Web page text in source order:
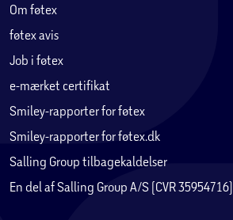
Om føtex
føtex avis
Job i føtex
e-mærket certifikat
Smiley-rapporter for føtex
Smiley-rapporter for føtex.dk
Salling Group tilbagekaldelser
En del af Salling Group A/S (CVR 35954716)